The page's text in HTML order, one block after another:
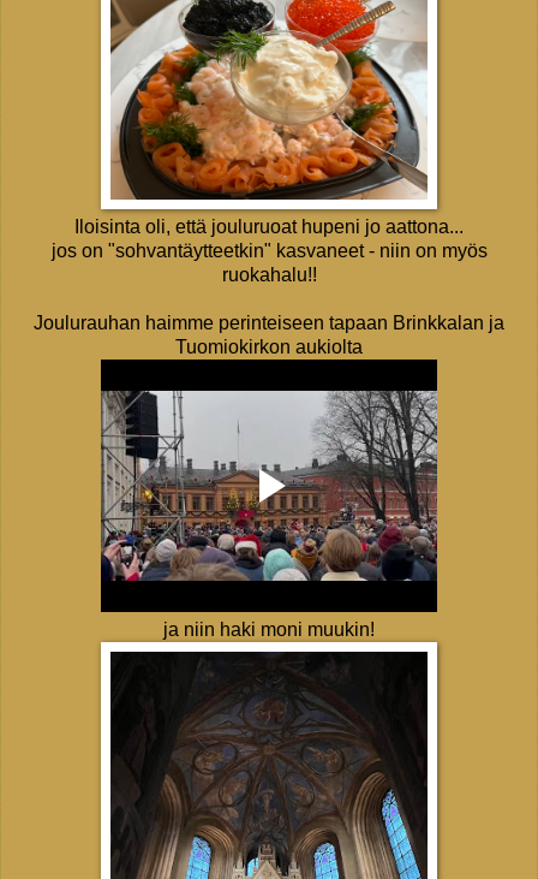
Iloisinta oli, että jouluruoat hupeni jo aattona...
jos on "sohvantäytteetkin" kasvaneet - niin on myös
ruokahalu!!
Joulurauhan haimme perinteiseen tapaan Brinkkalan ja
Tuomiokirkon aukiolta
ja niin haki moni muukin!